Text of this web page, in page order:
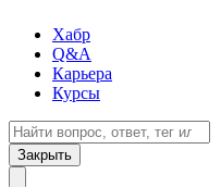
Хабр
Q&A
Карьера
Курсы
Закрыть